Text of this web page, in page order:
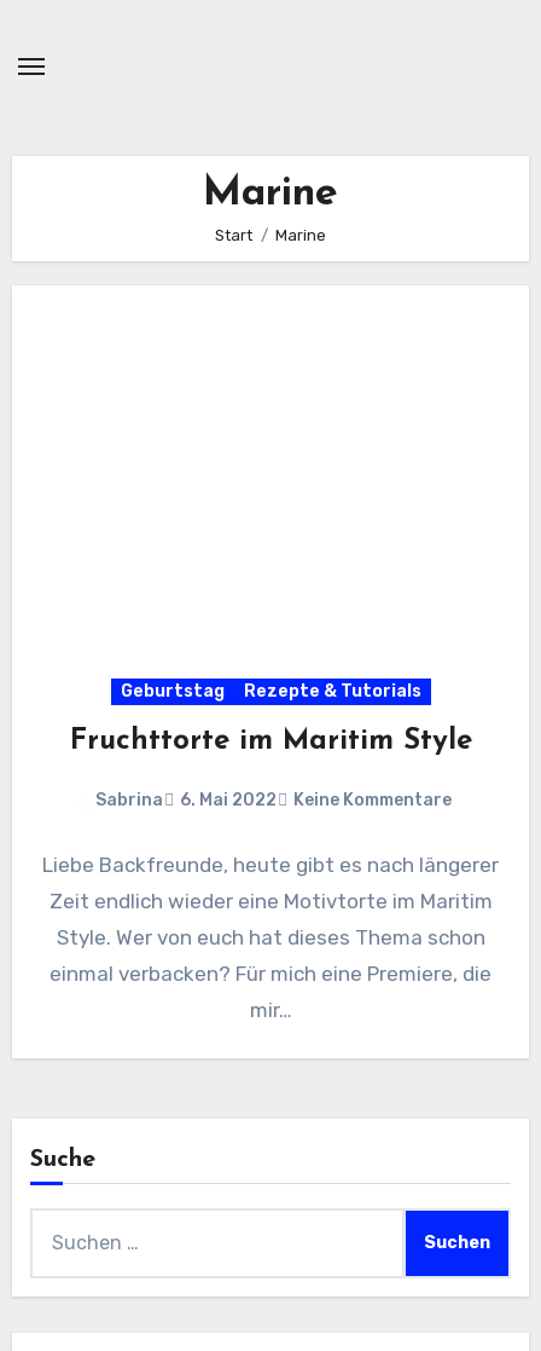
springen
Marine
Start Marine
Geburtstag Rezepte & Tutorials
Fruchttorte im Maritim Style
Sabrina 6. Mai 2022 Keine Kommentare
Liebe Backfreunde, heute gibt es nach längerer
Zeit endlich wieder eine Motivtorte im Maritim
Style. Wer von euch hat dieses Thema schon
einmal verbacken? Für mich eine Premiere, die
mir…
Suche